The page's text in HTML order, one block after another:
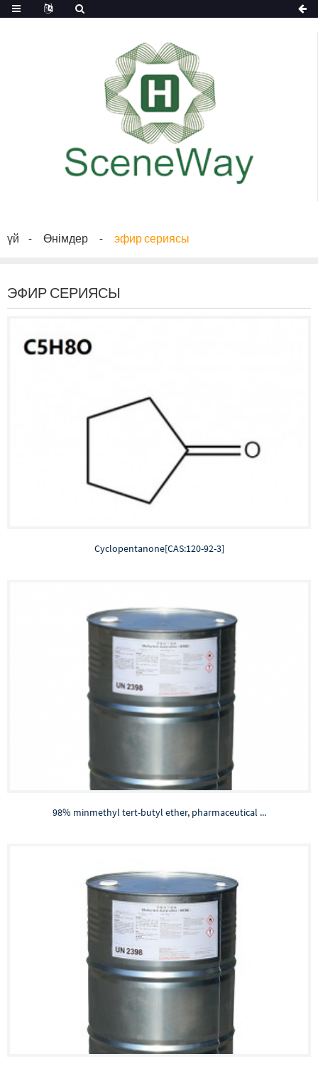
үй Өнімдер эфир сериясы
ЭФИР СЕРИЯСЫ
Cyclopentanone[CAS:120-92-3]
98% minmethyl tert-butyl ether, pharmaceutical ...